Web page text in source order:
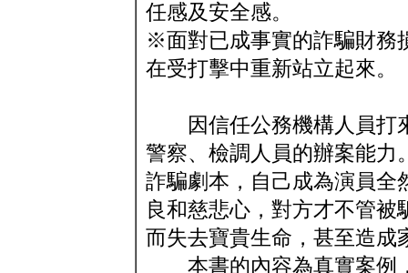
任感及安全感。
※面對已成事實的詐騙財務
在受打擊中重新站立起來。
因信任公務機構人員打
警察、檢調人員的辦案能力
詐騙劇本，自己成為演員全
良和慈悲心，對方才不管
而失去寶貴生命，甚至造成
本書的內容為真實案例